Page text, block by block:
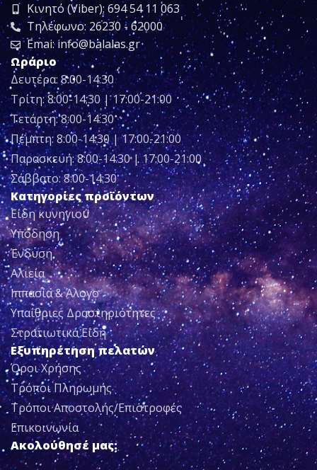
Κινητό (Viber): 694 54 11 063
Τηλέφωνο: 26230 - 62000
Emai: info@balalas.gr
Ωράριο
Δευτέρα: 8:00-14:30
Τρίτη: 8:00-14:30 | 17:00-21:00
Τετάρτη: 8:00-14:30
Πέμπτη: 8:00-14:30 | 17:00-21:00
Παρασκευή: 8:00-14:30 | 17:00-21:00
Σάββατο: 8:00-14:30
Κατηγορίες προϊόντων
Είδη κυνηγιού
Υπόδηση
Ένδυση
Αλιεία
Ιππασία & Άλογο
Υπαίθριες Δραστηριότητες
Στρατιωτικά Είδη
Εξυπηρέτηση πελατών
Όροι Χρήσης
Τρόποι Πληρωμής
Τρόποι Αποστολής/Επιστροφές
Επικοινωνία
Ακολούθησέ μας: